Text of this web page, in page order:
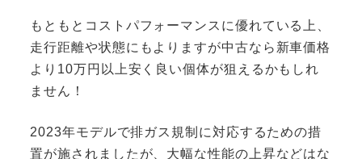
もともとコストパフォーマンスに優れている上、
走行距離や状態にもよりますが中古なら新車価格
より10万円以上安く良い個体が狙えるかもしれ
ません！
2023年モデルで排ガス規制に対応するための措
置が施されましたが、大幅な性能の上昇などはな